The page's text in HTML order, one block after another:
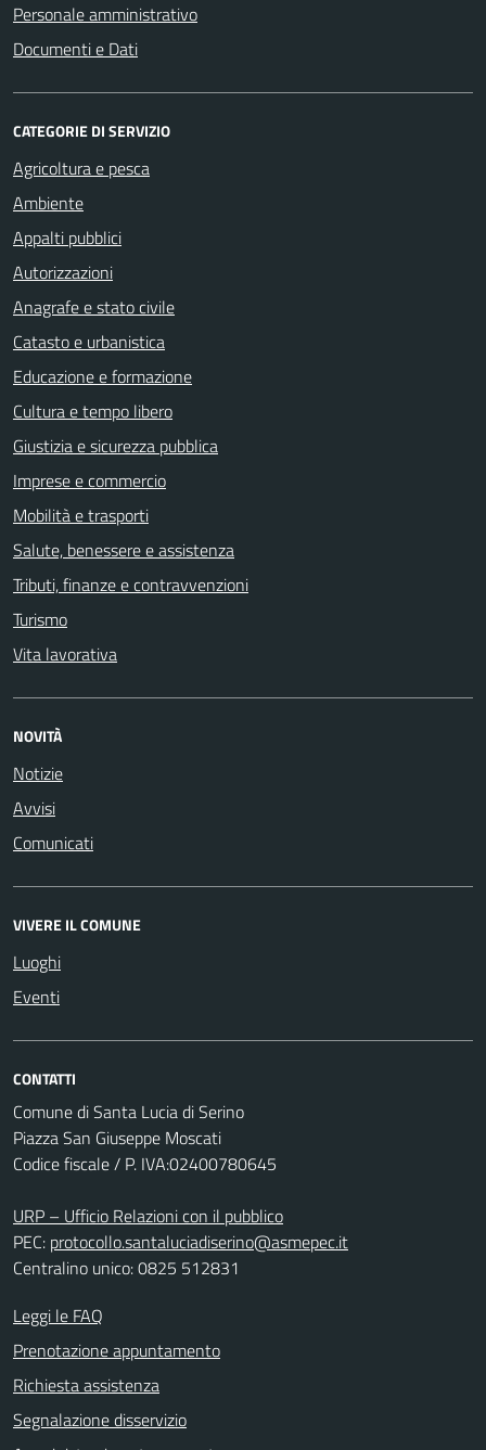
Personale amministrativo
Documenti e Dati
CATEGORIE DI SERVIZIO
Agricoltura e pesca
Ambiente
Appalti pubblici
Autorizzazioni
Anagrafe e stato civile
Catasto e urbanistica
Educazione e formazione
Cultura e tempo libero
Giustizia e sicurezza pubblica
Imprese e commercio
Mobilità e trasporti
Salute, benessere e assistenza
Tributi, finanze e contravvenzioni
Turismo
Vita lavorativa
NOVITÀ
Notizie
Avvisi
Comunicati
VIVERE IL COMUNE
Luoghi
Eventi
CONTATTI
Comune di Santa Lucia di Serino
Piazza San Giuseppe Moscati
Codice fiscale / P. IVA:02400780645
URP – Ufficio Relazioni con il pubblico
PEC: protocollo.santaluciadiserino@asmepec.it
Centralino unico: 0825 512831
Leggi le FAQ
Prenotazione appuntamento
Richiesta assistenza
Segnalazione disservizio